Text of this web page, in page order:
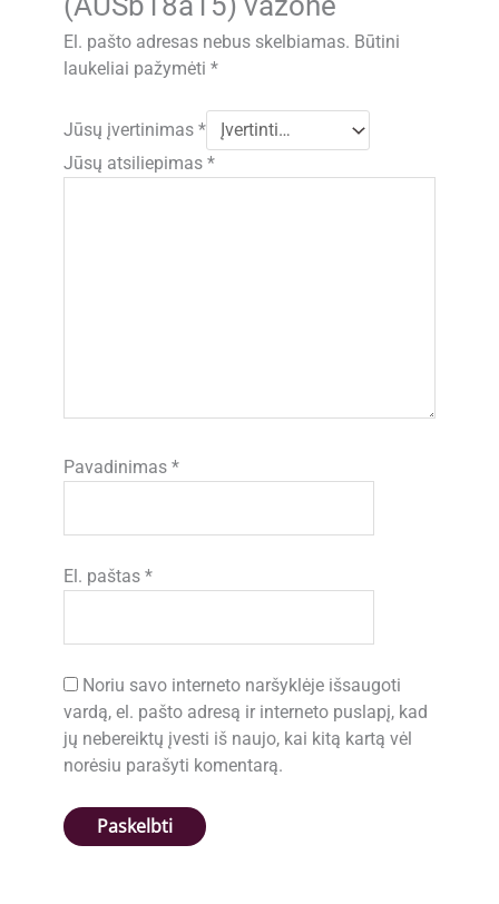
El. pašto adresas nebus skelbiamas. Būtini
laukeliai pažymėti*
Jūsų įvertinimas*
Jūsų atsiliepimas*
Pavadinimas*
El. paštas*
Noriu savo interneto naršyklėje išsaugoti
vardą, el. pašto adresą ir interneto puslapį, kad
jų nebereiktų įvesti iš naujo, kai kitą kartą vėl
norėsiu parašyti komentarą.